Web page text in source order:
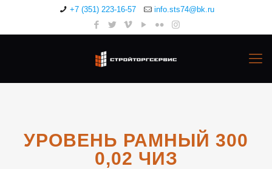
+7 (351) 223-16-57 info.sts74@bk.ru
УРОВЕНЬ РАМНЫЙ 300
0,02 ЧИЗ